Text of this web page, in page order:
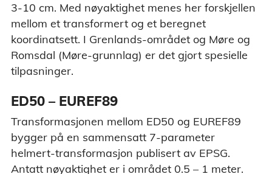
3-10 cm. Med nøyaktighet menes her forskjellen
mellom et transformert og et beregnet
koordinatsett. I Grenlands-området og Møre og
Romsdal (Møre-grunnlag) er det gjort spesielle
tilpasninger.
ED50 – EUREF89
Transformasjonen mellom ED50 og EUREF89
bygger på en sammensatt 7-parameter
helmert-transformasjon publisert av EPSG.
Antatt nøyaktighet er i området 0.5 – 1 meter.